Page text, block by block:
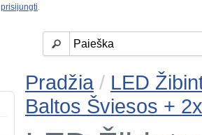
prisijungti.
Pradžia / LED
Baltos Šviesos +